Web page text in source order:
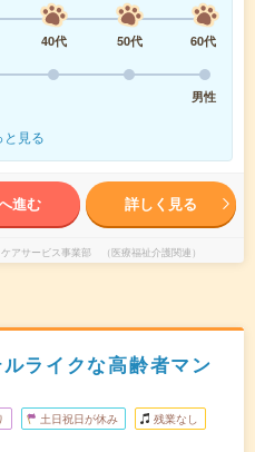
40代 50代
60代
男性
と見る
進む 詳しく見る
アサービス事業部 （医療福祉介護関連）
ライクな高齢者マン
土日祝日が休み 残業なし